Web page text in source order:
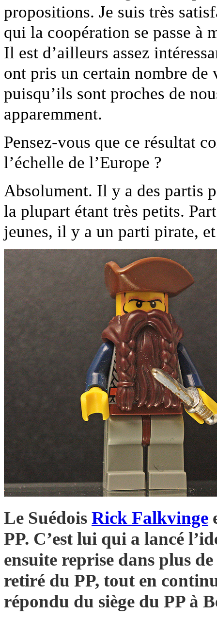
propositions. Je suis très
qui la coopération se passe à
Il est d’ailleurs assez
ont pris un certain nombre de
puisqu’ils sont proches de
apparemment.
Pensez-vous que ce résultat
l’échelle de l’Europe ?
Absolument. Il y a des partis
la plupart étant très petits.
jeunes, il y a un parti pirate,
Le Suédois Rick Falkvinge
PP. C’est lui qui a lancé
ensuite reprise dans plus
retiré du PP, tout en
répondu du siège du PP à